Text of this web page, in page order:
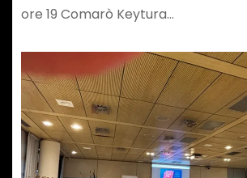
ore 19 Comarò Keytura…